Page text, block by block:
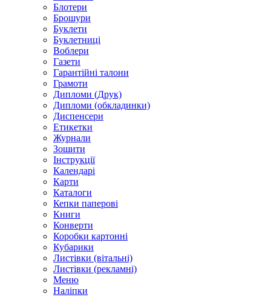
Блотери
Брошури
Буклети
Буклетниці
Воблери
Газети
Гарантійні талони
Грамоти
Дипломи (Друк)
Дипломи (обкладинки)
Диспенсери
Етикетки
Журнали
Зошити
Інструкції
Календарі
Карти
Каталоги
Кепки паперові
Книги
Конверти
Коробки картонні
Кубарики
Листівки (вітальні)
Листівки (рекламні)
Меню
Наліпки